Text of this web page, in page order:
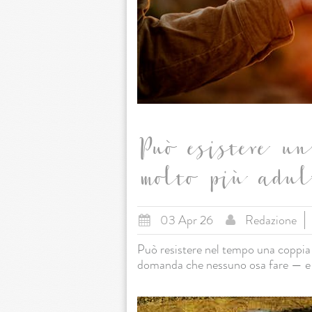
Può esistere
molto più
03 Apr 26 Redazione
Può resistere nel tempo una
domanda che nessuno osa fare —